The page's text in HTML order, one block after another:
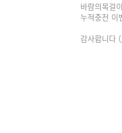
바람의목걸
누적충전 이
감사합니다